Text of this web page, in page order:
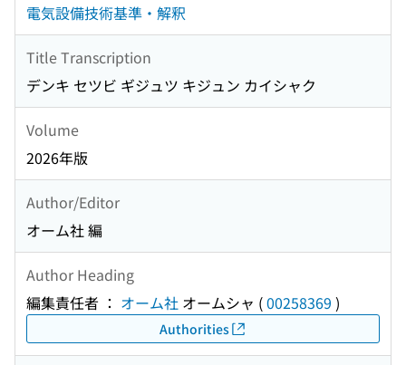
電気設備技術基準・解釈
Title Transcription
デンキ セツビ ギジュツ キジュン カイシャク
Volume
2026年版
Author/Editor
オーム社 編
Author Heading
編集責任者 ： オーム社 オームシャ (00258369 )
Authorities